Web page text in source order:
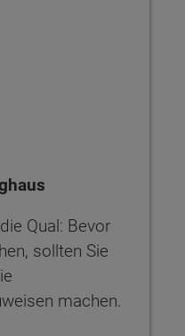
Qual: Bevor
sollten Sie
machen.